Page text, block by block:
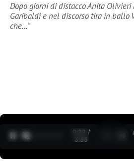
Dopo giorni di distacco Anita
Garibaldi e nel discorso tira in ballo
che…”
0:30 /
3:35